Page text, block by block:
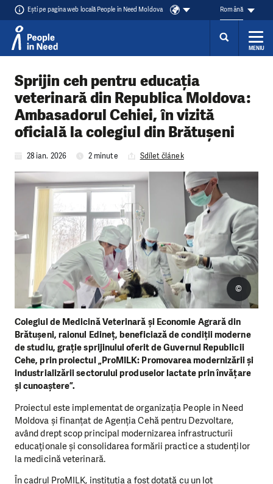
Ești pe pagina web locală People in Need Moldova Română
MENIU
Sprijin ceh pentru educația
veterinară din Republica Moldova:
Ambasadorul Cehiei, în vizită
oficială la colegiul din Brătușeni
28 ian. 2026 2 minute Sdílet článek
Colegiul de Medicină Veterinară și Economie Agrară din
Brătușeni, raionul Edineț, beneficiază de condiții moderne
de studiu, grație sprijinului oferit de Guvernul Republicii
Cehe, prin proiectul „ProMILK: Promovarea modernizării și
industrializării sectorului produselor lactate prin învățare
și cunoaștere”.
©
Proiectul este implementat de organizația People in Need
Moldova și finanțat de Agenția Cehă pentru Dezvoltare,
având drept scop principal modernizarea infrastructurii
educaționale și consolidarea formării practice a studenților
la medicină veterinară.
În cadrul ProMILK, instituția a fost dotată cu un lot